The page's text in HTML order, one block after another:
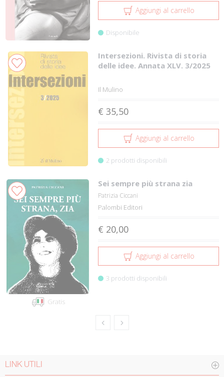
Aggiungi al carrello
Disponibile
Intersezioni. Rivista di storia
delle idee. Annata XLV. 3/2025
Il Mulino
€ 35,50
Aggiungi al carrello
2 prodotti disponibili
Gratis
Sei sempre più strana zia
Patrizia Ciccani
Palombi Editori
€ 20,00
Aggiungi al carrello
3 prodotti disponibili
LINK UTILI